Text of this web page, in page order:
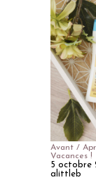
Avant /
Vacances !
5 octobre
alittleb